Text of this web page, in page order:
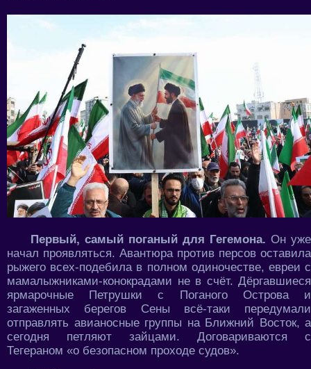
Первый, самый поганый для Гегемона. Он уже
начал проявляться. Авантюра против персов оставила
рыжего всех-подебила в полном одиночестве, евреи с
мамалыжниками-конокрадами не в счёт. Дёргавшиеся
ярмарочные Петрушки с Поганого Острова и
загаженных берегов Сены всё-таки передумали
отправлять авианосные группы на Ближний Восток, а
сегодня петляют зайцами. Договариваются с
Тегераном «о безопасном проходе судов».